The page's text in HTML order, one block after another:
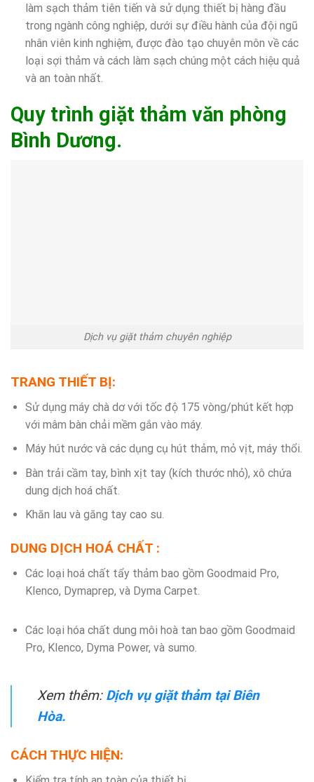
làm sạch thảm tiên tiến và sử dụng thiết bị hàng đầu
trong ngành công nghiệp, dưới sự điều hành của đội ngũ
nhân viên kinh nghiệm, được đào tạo chuyên môn về các
loại sợi thảm và cách làm sạch chúng một cách hiệu quả
và an toàn nhất.
Quy trình giặt thảm văn phòng
Bình Dương.
Dịch vụ giặt thảm chuyên nghiệp
TRANG THIẾT BỊ:
Sử dụng máy chà dơ với tốc độ 175 vòng/phút kết hợp
với mâm bàn chải mềm gắn vào máy.
Máy hút nước và các dụng cụ hút thảm, mỏ vịt, máy thổi.
Bàn trải cầm tay, bình xịt tay (kích thước nhỏ), xô chứa
dung dịch hoá chất.
Khăn lau và găng tay cao su.
DUNG DỊCH HOÁ CHẤT :
Các loại hoá chất tẩy thảm bao gồm Goodmaid Pro,
Klenco, Dymaprep, và Dyma Carpet.
Các loại hóa chất dung môi hoà tan bao gồm Goodmaid
Pro, Klenco, Dyma Power, và sumo.
Xem thêm: Dịch vụ giặt thảm tại Biên
Hòa.
CÁCH THỰC HIỆN: